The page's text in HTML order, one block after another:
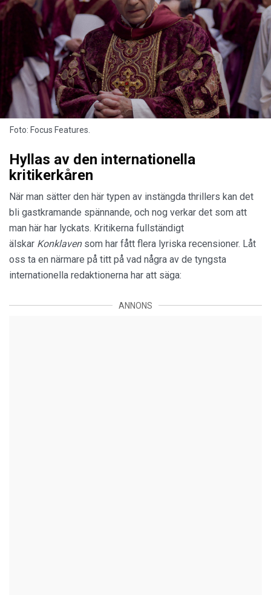
Foto: Focus Features.
Hyllas av den internationella
kritikerkåren
När man sätter den här typen av instängda thrillers kan det
bli gastkramande spännande, och nog verkar det som att
man här har lyckats. Kritikerna fullständigt
älskar Konklaven som har fått flera lyriska recensioner. Låt
oss ta en närmare på titt på vad några av de tyngsta
internationella redaktionerna har att säga:
ANNONS